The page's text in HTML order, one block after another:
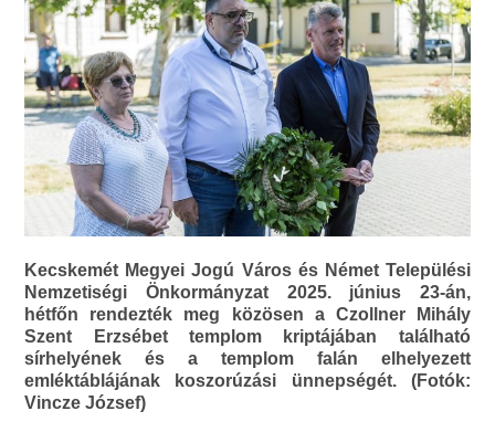
Kecskemét Megyei Jogú Város és Német Települési
Nemzetiségi Önkormányzat 2025. június 23-án,
hétfőn rendezték meg közösen a Czollner Mihály
Szent Erzsébet templom kriptájában található
sírhelyének és a templom falán elhelyezett
emléktáblájának koszorúzási ünnepségét. (Fotók:
Vincze József)